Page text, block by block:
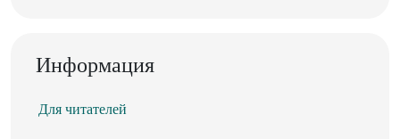
Информация
Для читателей